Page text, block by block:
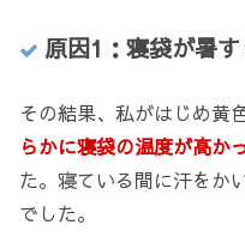
原因1：寝袋が暑
その結果、私がはじめ黄
らかに寝袋の温度が高か
た。寝ている間に汗をか
でした。